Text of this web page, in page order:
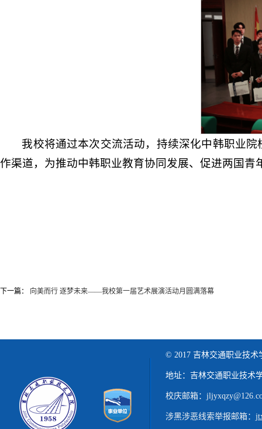
我校将通过本次交流活动，持续深化中韩职业
作渠道，为推动中韩职业教育协同发展、促进两国
下一篇： 向美而行 逐梦未来——我校第一届艺术展演活动月圆满落幕
© 2017 吉林交通职业技术
地址：吉林交通职业技术
校庆邮箱：
涉黑涉恶线索举报邮箱：